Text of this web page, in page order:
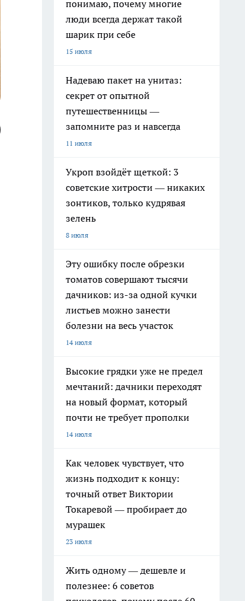
понимаю, почему многие
люди всегда держат такой
шарик при себе
15 июля
Надеваю пакет на унитаз:
секрет от опытной
путешественницы —
запомните раз и навсегда
11 июля
Укроп взойдёт щеткой: 3
советские хитрости — никаких
зонтиков, только кудрявая
зелень
8 июля
Эту ошибку после обрезки
томатов совершают тысячи
дачников: из-за одной кучки
листьев можно занести
болезни на весь участок
14 июля
Высокие грядки уже не предел
мечтаний: дачники переходят
на новый формат, который
почти не требует прополки
14 июля
Как человек чувствует, что
жизнь подходит к концу:
точный ответ Виктории
Токаревой — пробирает до
мурашек
23 июля
Жить одному — дешевле и
полезнее: 6 советов